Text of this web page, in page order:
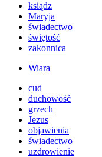
ksiądz
Maryja
świadectwo
świętość
zakonnica
Wiara
cud
duchowość
grzech
Jezus
objawienia
świadectwo
uzdrowienie